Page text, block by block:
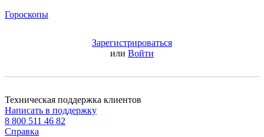
Гороскопы
Зарегистрироваться
или Войти
Техническая поддержка клиентов
Написать в поддержку
8 800 511 46 82
Справка